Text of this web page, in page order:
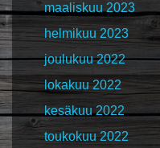
maaliskuu 2023
helmikuu 2023
joulukuu 2022
lokakuu 2022
kesäkuu 2022
toukokuu 2022